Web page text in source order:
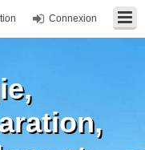
Connexion